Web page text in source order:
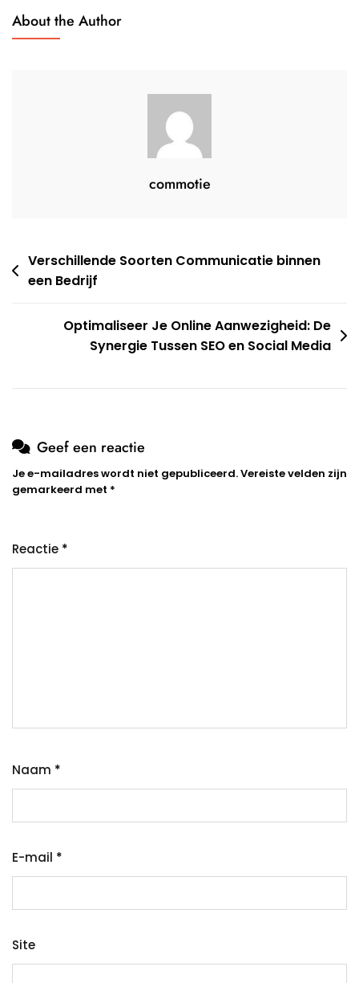
About the Author
commotie
Berichtnavigatie
Verschillende Soorten Communicatie binnen
een Bedrijf
Optimaliseer Je Online Aanwezigheid: De
Synergie Tussen SEO en Social Media
Geef een reactie
Je e-mailadres wordt niet gepubliceerd.Vereiste velden zijn
gemarkeerd met *
Reactie *
Naam *
E-mail *
Site